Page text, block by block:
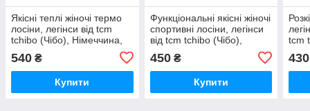
Якісні теплі жіночі термо
лосіни, легінси від tcm
tchibo (Чібо), Німеччина,
540 ₴
Купити
Функціональні якісні жіночі
спортивні лосіни, легінси
від tcm tchibo (Чібо),
450₴
Купити
tcm
430